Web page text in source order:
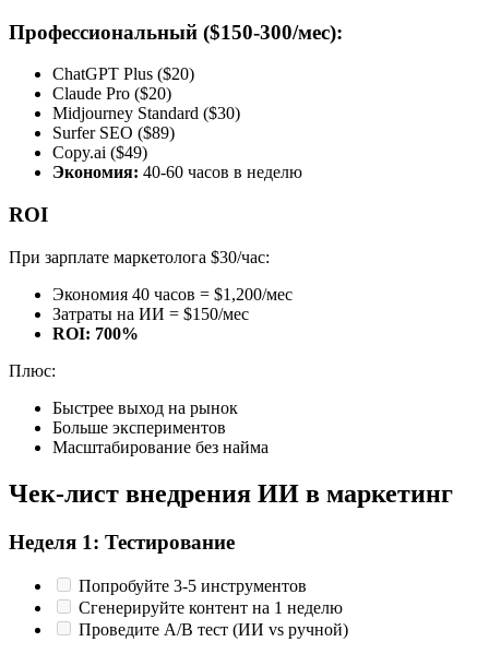
Профессиональный ($150-300/мес):
ChatGPT Plus ($20)
Claude Pro ($20)
Midjourney Standard ($30)
Surfer SEO ($89)
Copy.ai ($49)
Экономия: 40-60 часов в неделю
ROI
При зарплате маркетолога $30/час:
Экономия 40 часов = $1,200/мес
Затраты на ИИ = $150/мес
ROI: 700%
Плюс:
Быстрее выход на рынок
Больше экспериментов
Масштабирование без найма
Чек-лист внедрения ИИ в маркетинг
Неделя 1: Тестирование
Попробуйте 3-5 инструментов
Сгенерируйте контент на 1 неделю
Проведите A/B тест (ИИ vs ручной)